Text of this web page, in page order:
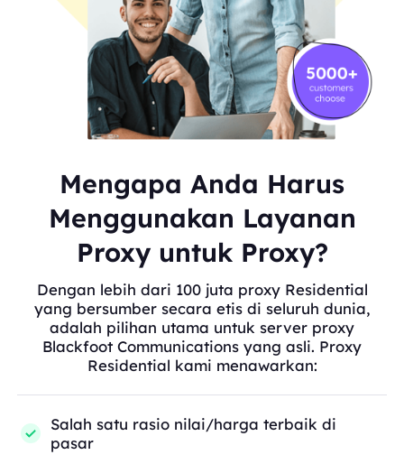
Mengapa Anda Harus
Menggunakan Layanan
Proxy untuk Proxy?
Dengan lebih dari 100 juta proxy Residential
yang bersumber secara etis di seluruh dunia,
adalah pilihan utama untuk server proxy
Blackfoot Communications yang asli. Proxy
Residential kami menawarkan:
Salah satu rasio nilai/harga terbaik di
pasar